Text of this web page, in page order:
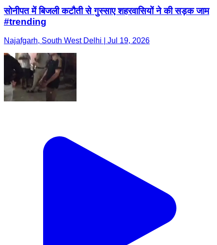
सोनीपत में बिजली कटौती से गुस्साए शहरवासियों ने की सड़क जाम
#trending
Najafgarh, South West Delhi | Jul 19, 2026